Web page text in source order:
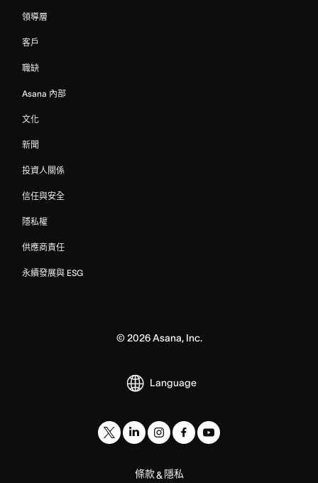
領導層
客戶
職缺
Asana 內部
文化
新聞
投資人關係
信任與安全
隱私權
供應商責任
永續發展與 ESG
©2026Asana, Inc.
Language
條款& 隱私